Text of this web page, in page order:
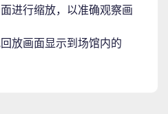
进行缩放，以准确观察画
放画面显示到场馆内的